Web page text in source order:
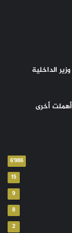
الداخلية
أخرى
6٬986
15
9
8
2